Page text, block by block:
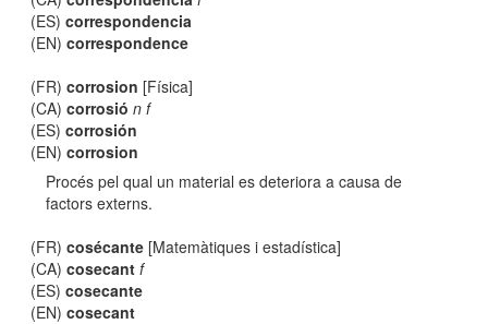
(ES)correspondencia
(EN)correspondence
(FR)corrosion [Física]
(CA)corrosió n f
(ES)corrosión
(EN)corrosion
Procés pel qual un material es deteriora a causa de
factors externs.
(FR)cosécante [Matemàtiques i estadística]
(CA)cosecant f
(ES)cosecante
(EN)cosecant